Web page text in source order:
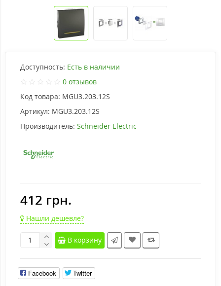
Доступность: Есть в наличии
0 отзывов
Код товара: MGU3.203.12S
Артикул: MGU3.203.12S
Производитель: Schneider Electric
412 грн.
Нашли дешевле?
В корзину
Facebook Twitter